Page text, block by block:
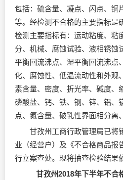
包括：硫含量、凝点、闪点、铜
等。经检测不合格的主要指标是
检测主要指标有：运动粘度、粘
分、机械、腐蚀试验、液相锈蚀
平衡回流沸点、湿平衡回流沸点
化、腐蚀性、低温流动性和外观
素含量、密度、折光率、碱度、
磷酸盐、钙、铁、钢、锌、铝、
点、氮含量、破乳性界面相分离
甘孜州工商行政管理局已将
业（经营户）及《不合格商品报
行立案查处。现将抽查检验结果
甘孜州2018年下半年不合